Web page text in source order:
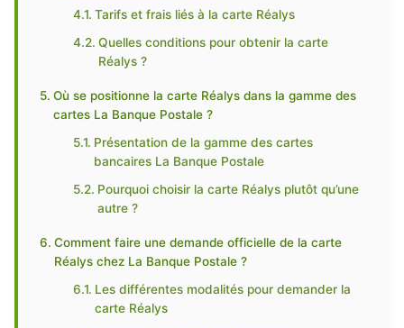
Tarifs et frais liés à la carte Réalys
Quelles conditions pour obtenir la carte
Réalys ?
Où se positionne la carte Réalys dans la gamme des
cartes La Banque Postale ?
Présentation de la gamme des cartes
bancaires La Banque Postale
Pourquoi choisir la carte Réalys plutôt qu’une
autre ?
Comment faire une demande officielle de la carte
Réalys chez La Banque Postale ?
Les différentes modalités pour demander la
carte Réalys